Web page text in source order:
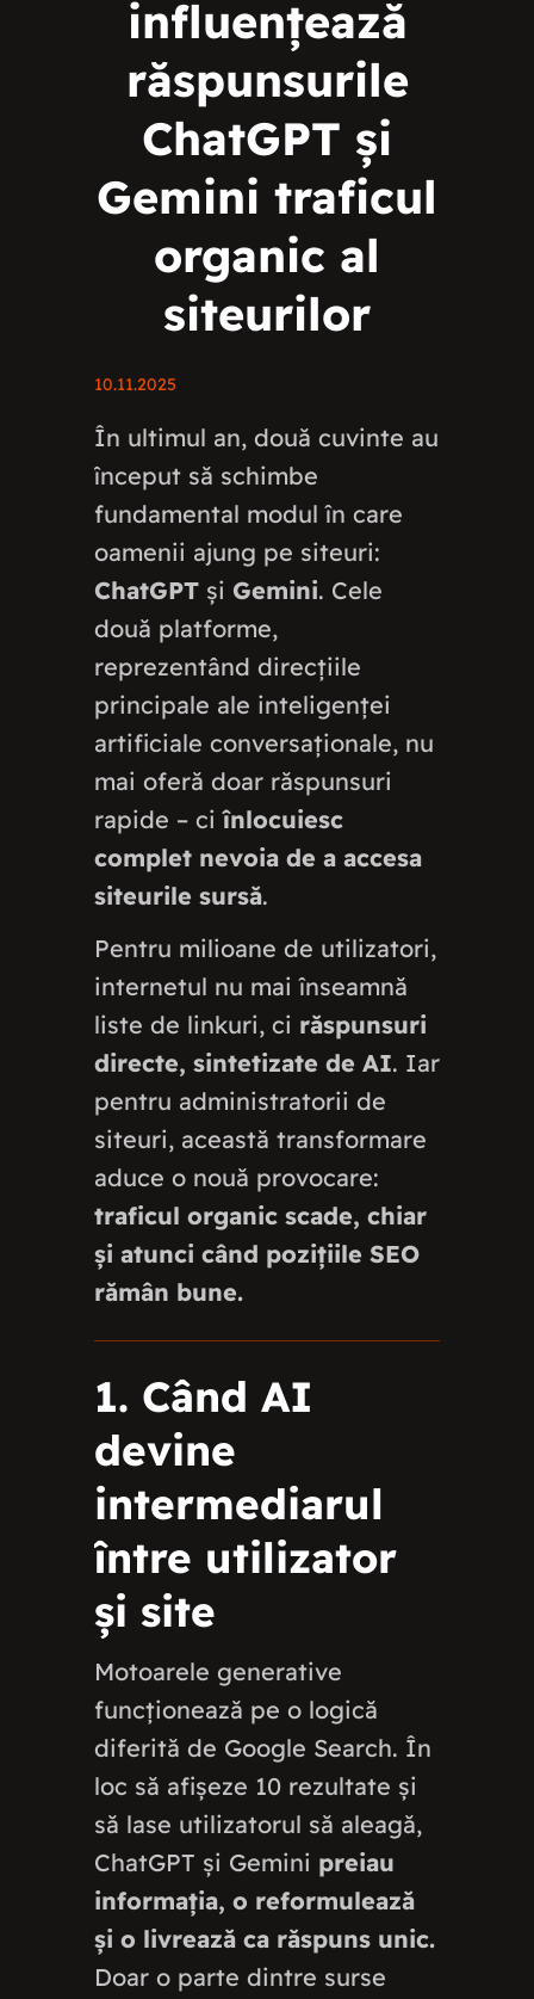
influențează
răspunsurile
ChatGPT și
Gemini traficul
organic al
siteurilor
10.11.2025
În ultimul an, două cuvinte au
început să schimbe
fundamental modul în care
oamenii ajung pe siteuri:
ChatGPT și Gemini. Cele
două platforme,
reprezentând direcțiile
principale ale inteligenței
artificiale conversaționale, nu
mai oferă doar răspunsuri
rapide – ciînlocuiesc
complet nevoia de a accesa
siteurile sursă.
Pentru milioane de utilizatori,
internetul nu mai înseamnă
liste de linkuri, ci răspunsuri
directe, sintetizate de AI. Iar
pentru administratorii de
siteuri, această transformare
aduce o nouă provocare:
traficul organic scade, chiar
și atunci când pozițiile SEO
rămân bune.
1. Când AI
devine
intermediarul
între utilizator
și site
Motoarele generative
funcționează pe o logică
diferită de Google Search. În
loc să afișeze 10 rezultate și
să lase utilizatorul să aleagă,
ChatGPT și Gemini preiau
informația, o reformulează
și o livrează ca răspuns unic.
Doar o parte dintre surse